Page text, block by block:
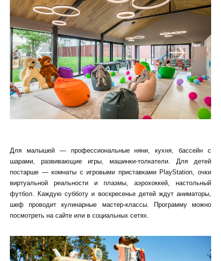
Для малышей — профессиональные няни, кухня, бассейн с
шарами, развивающие игры, машинки-толкатели. Для детей
постарше — комнаты с игровыми приставками PlayStation, очки
виртуальной реальности и плазмы, аэрохоккей, настольный
футбол. Каждую субботу и воскресенье детей ждут аниматоры,
шеф проводит кулинарные мастер-классы. Программу можно
посмотреть на сайте или в социальных сетях.